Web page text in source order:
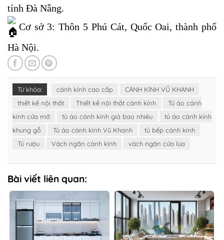
tỉnh Đà Nẵng.
Cơ sở 3: Thôn 5 Phú Cát, Quốc Oai, thành phố
Hà Nội.
Từ khóa: cánh kính cao cấp
CÁNH KÍNH VŨ KHANH
thiết kế nội thất
Thiết kế nội thất cánh kính
Tủ áo cánh
kính cửa mở
tủ áo cánh kính giá bao nhiêu
tủ áo cánh kính
khung gỗ
Tủ áo cánh kính Vũ Khanh
tủ bếp cánh kính
Tủ rượu
Vách ngăn cánh kính vách ngăn cửa lùa
Bài viết liên quan: